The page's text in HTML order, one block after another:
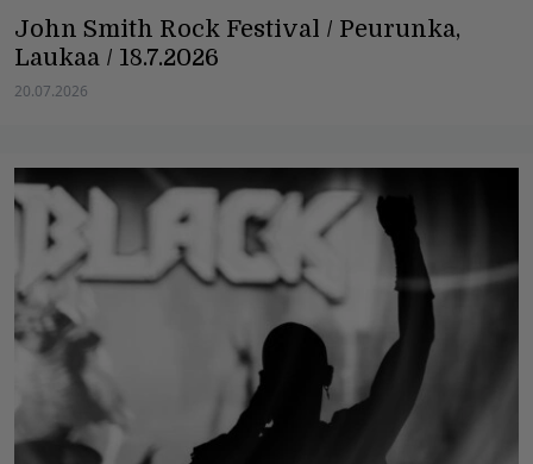
John Smith Rock Festival / Peurunka,
Laukaa / 18.7.2026
20.07.2026